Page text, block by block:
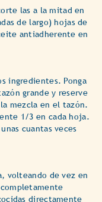
las a la mitad en
de largo) hojas de
antiadherente en
ingredientes. Ponga
grande y reserve
mezcla en el tazón.
1/3 en cada hoja.
cuantas veces
volteando de vez en
directamente